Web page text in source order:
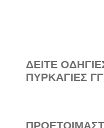
ΔΕΙΤΕ
ΠΥΡΚΑΓΙΕΣ